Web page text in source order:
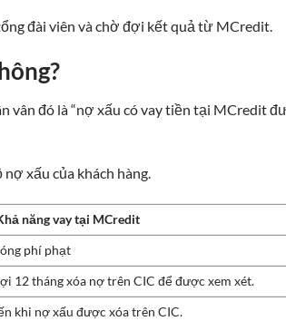
đài viên và chờ đợi kết quả từ MCredit.
vân đó là “nợ xấu có vay tiền tại MCredit
xấu của khách hàng.
năng vay tại MCredit
phí phạt
12 tháng xóa nợ trên CIC để được xem xét.
khi nợ xấu được xóa trên CIC.